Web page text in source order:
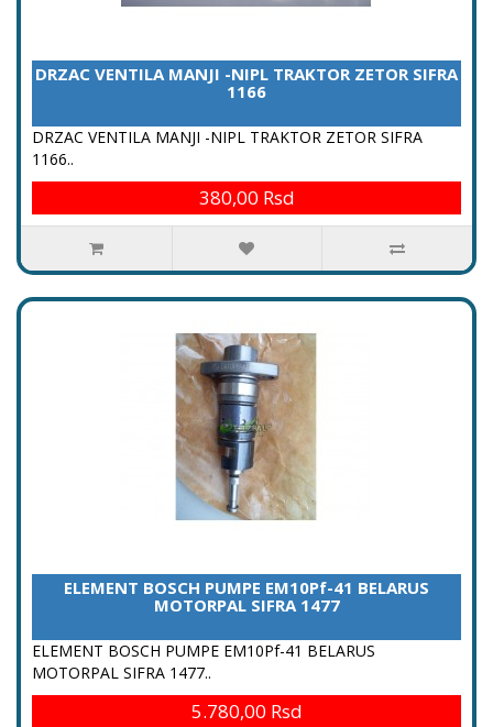
DRZAC VENTILA MANJI -NIPL TRAKTOR ZETOR SIFRA
1166
DRZAC VENTILA MANJI -NIPL TRAKTOR ZETOR SIFRA
1166..
380,00 Rsd
ELEMENT BOSCH PUMPE EM10Pf-41 BELARUS
MOTORPAL SIFRA 1477
ELEMENT BOSCH PUMPE EM10Pf-41 BELARUS
MOTORPAL SIFRA 1477..
5.780,00 Rsd